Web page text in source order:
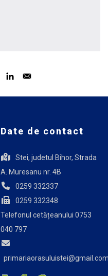
Date de contact
Stei, judetul Bihor, Strada
A. Muresanu nr. 4B
0259 332337
0259 332348
Telefonul cetățeanului 0753
040 797